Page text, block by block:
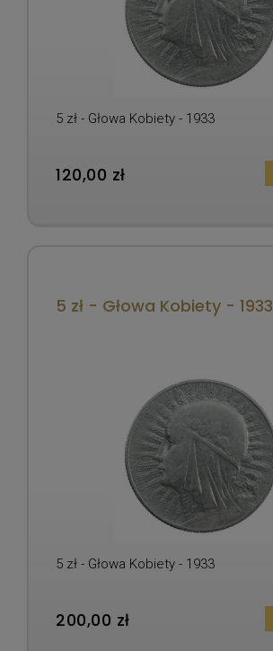
5 zł - Głowa Kobiety - 1933
120,00 zł
5 zł - Głowa Kobiety - 1933
5 zł - Głowa Kobiety - 1933
200,00 zł